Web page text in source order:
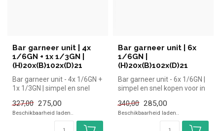
Bar garneer unit | 4x
1/6GN + 1x 1/3GN |
(H)20x(B)102x(D)21
Bar garneer unit - 4x 1/6GN +
1x 1/3GN | simpel en snel
327,00 275,00
Beschikbaarheid laden..
Bar garneer unit | 6x
1/6GN |
(H)20x(B)102x(D)21
Bar garneer unit - 6x 1/6GN |
simpel en snel kopen voor in
340,00 285,00
Beschikbaarheid laden..